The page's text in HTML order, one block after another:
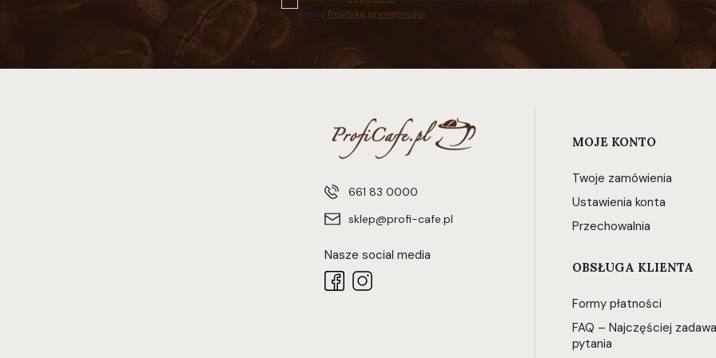
naszą Polityką prywatności
661 83 0000
sklep@profi-cafe.pl
Nasze social media
Linki w stopce
MOJE KONTO
Twoje zamówienia
Ustawienia konta
Przechowalnia
OBSŁUGA KLIENTA
Formy płatności
FAQ – Najczęściej
pytania